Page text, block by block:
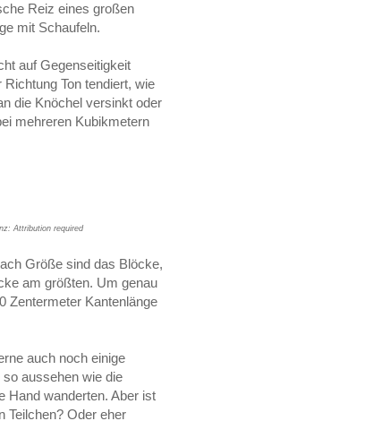
Reiz eines großen
mit Schaufeln.
auf Gegenseitigkeit
Ton tendiert, wie
die Knöchel versinkt oder
mehreren Kubikmetern
Attribution required
Größe sind das Blöcke,
am größten. Um genau
Zentermeter Kantenlänge
auch noch einige
so aussehen wie die
Hand wanderten. Aber ist
Teilchen? Oder eher